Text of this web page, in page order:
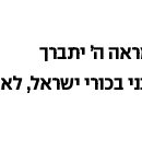
ה’ יתברך
בכורי ישראל, לא